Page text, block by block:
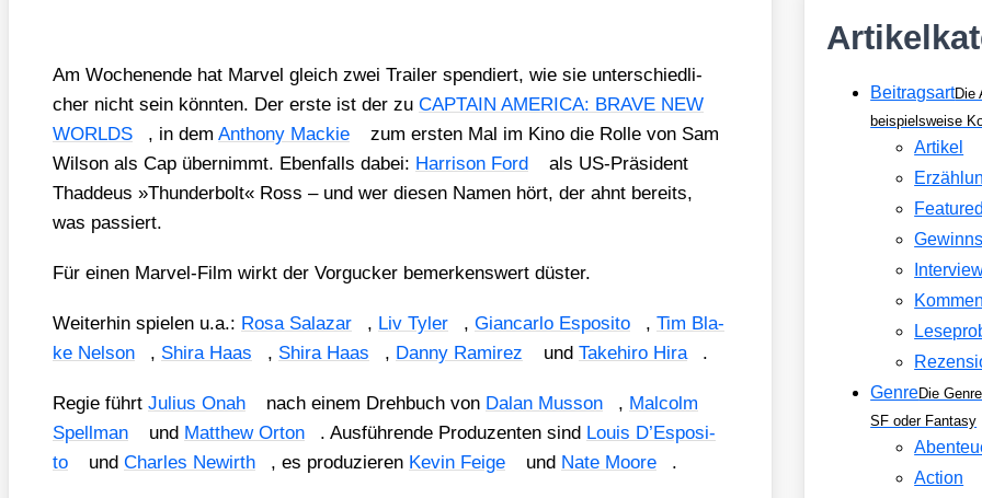
Am Wochen­en­de hat Mar­vel gleich zwei Trai­ler spen­diert, wie sie unter­schied­li­
cher nicht sein könn­ten. Der ers­te ist der zu CAPTAIN AMERICA: BRAVE NEW
WORLDS
, in dem Antho­ny Mackie
zum ers­ten Mal im Kino die Rol­le von Sam
Wil­son als Cap über­nimmt. Eben­falls dabei: Har­ri­son Ford
als US-Prä­si­dent
Thad­de­us »Thun­der­bolt« Ross – und wer die­sen Namen hört, der ahnt bereits,
was pas­siert.
Für einen Mar­vel-Film wirkt der Vor­gu­cker bemer­kens­wert düs­ter.
Wei­ter­hin spie­len u.a.: Rosa Sala­zar , Liv Tyler , Gian­car­lo Espo­si­to , Tim Bla­
ke Nel­son
, Shira Haas , Shira Haas , Dan­ny Rami­rez und Take­hiro Hira .
Regie führt Juli­us Onah nach einem Dreh­buch von Dalan Mus­son , Mal­colm
Spell­man
und Matthew Orton . Aus­füh­ren­de Pro­du­zen­ten sind Lou­is D’Es­po­si­
to
und Charles Newirth , es pro­du­zie­ren Kevin Fei­ge und Nate Moo­re .
BeitragsartDie
beispielsweise
Artikel
GenreDie
SF oder Fantasy
Action